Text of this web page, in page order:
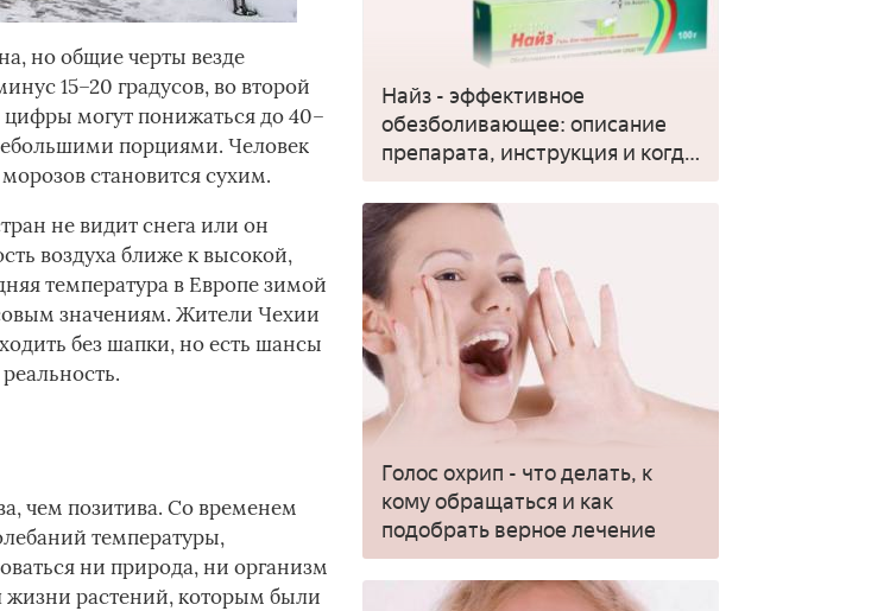
но общие черты везде
15–20 градусов, во второй
могут понижаться до 40–
порциями. Человек
становится сухим.
не видит снега или он
воздуха ближе к высокой,
температура в Европе зимой
значениям. Жители Чехии
без шапки, но есть шансы
чем позитива. Со временем
температуры,
ни природа, ни организм
жизни растений, которым были
Найз - эффективное
обезболивающее: описание
препарата, инструкция и когда
применять
Голос охрип - что делать, к
кому обращаться и как
подобрать верное лечение